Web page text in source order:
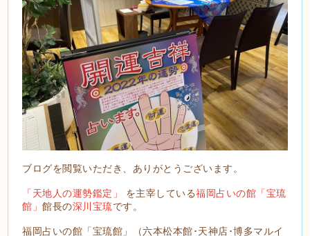
ブログを閲覧いただき、ありがとうございます。
「天地人の運勢鑑定」 を主宰している福岡占いの館「宝琉
館」館長の深川宝琉です。
福岡占いの館「宝琉館」（六本松本館･天神店･博多マルイ